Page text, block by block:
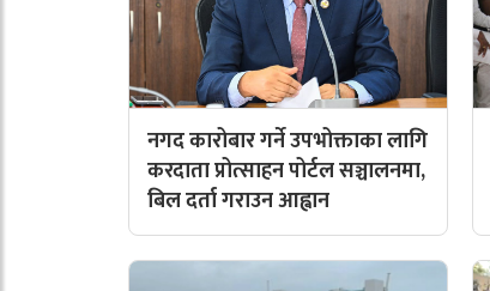
नगद कारोबार गर्ने उपभोक्ताका लागि
करदाता प्रोत्साहन पोर्टल सञ्चालनमा,
बिल दर्ता गराउन आह्वान